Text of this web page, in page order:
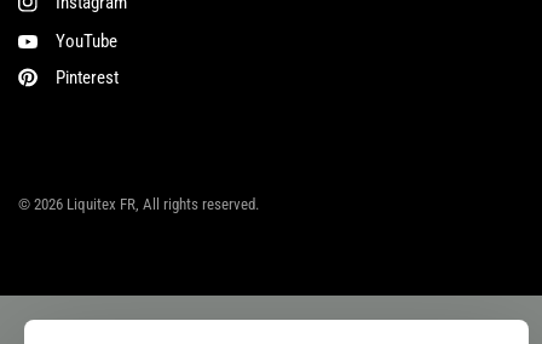
YouTube
Pinterest
© 2026 Liquitex FR, All rights reserved.